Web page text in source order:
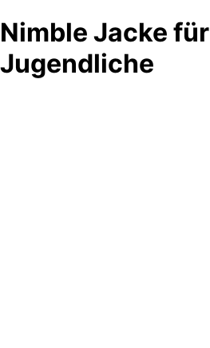
Nimble Jacke für
Jugendliche